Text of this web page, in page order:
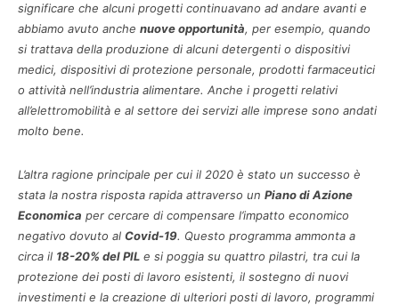
significare che alcuni progetti continuavano ad andare avanti e
abbiamo avuto anche nuove opportunità, per esempio, quando
si trattava della produzione di alcuni detergenti o dispositivi
medici, dispositivi di protezione personale, prodotti farmaceutici
o attività nell’industria alimentare. Anche i progetti relativi
all’elettromobilità e al settore dei servizi alle imprese sono andati
molto bene.
L’altra ragione principale per cui il 2020 è stato un successo è
stata la nostra risposta rapida attraverso un Piano di Azione
Economica per cercare di compensare l’impatto economico
negativo dovuto al Covid-19. Questo programma ammonta a
circa il 18-20% del PIL e si poggia su quattro pilastri, tra cui la
protezione dei posti di lavoro esistenti, il sostegno di nuovi
investimenti e la creazione di ulteriori posti di lavoro, programmi